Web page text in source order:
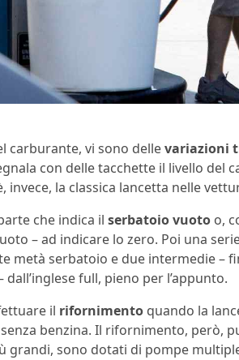
carburante, vi sono dellevariazioni
con delle tacchette il livello del
invece, la classica lancetta nelle
che indica il serbatoio vuoto o,
– ad indicare lo zero. Poi una
metà serbatoio e due intermedie –
full, pieno per l’appunto.
il rifornimento quando la
benzina. Il rifornimento, però,
grandi, sono dotati di pompe